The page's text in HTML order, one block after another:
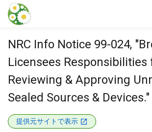
本文に飛ぶ
NRC Info Notice 99-024,
Licensees Responsibilities
Reviewing & Approving
Sealed Sources & Devices."
提供元サイトで表示